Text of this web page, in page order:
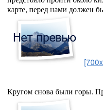
карте, перед нами должен
Кругом снова были горы.